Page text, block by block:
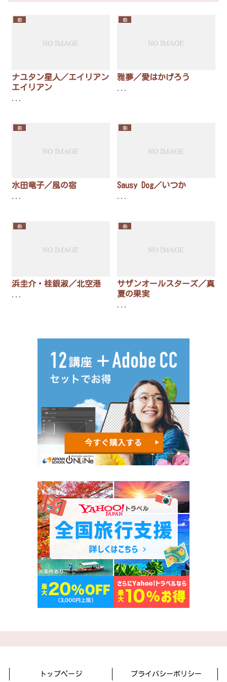
曲
ナユタン星人／エイリアン
エイリアン
曲
雅夢／愛はかげろう
曲
水田竜子／風の宿
...
曲
Sausy Dog／いつか
...
曲
浜圭介・桂銀淑／北空港
...
曲
サザンオールスターズ／真
夏の果実
...
トップページ プライバシーポリシー